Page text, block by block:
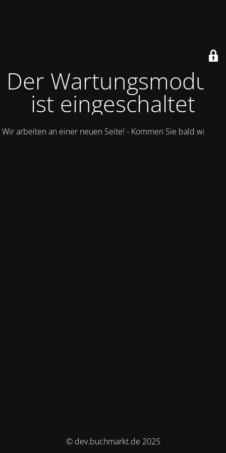
Der Wartungsmodus
ist eingeschaltet
Wir arbeiten an einer neuen Seite! - Kommen Sie bald wieder.
© dev.buchmarkt.de 2025